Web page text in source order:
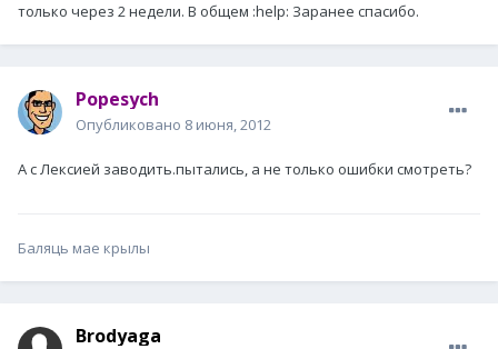
только через 2 недели. В общем :help: Заранее спасибо.
Popesych
Опубликовано 8 июня, 2012
А с Лексией заводить.пытались, а не только ошибки смотреть?
Баляць мае крылы
Brodyaga